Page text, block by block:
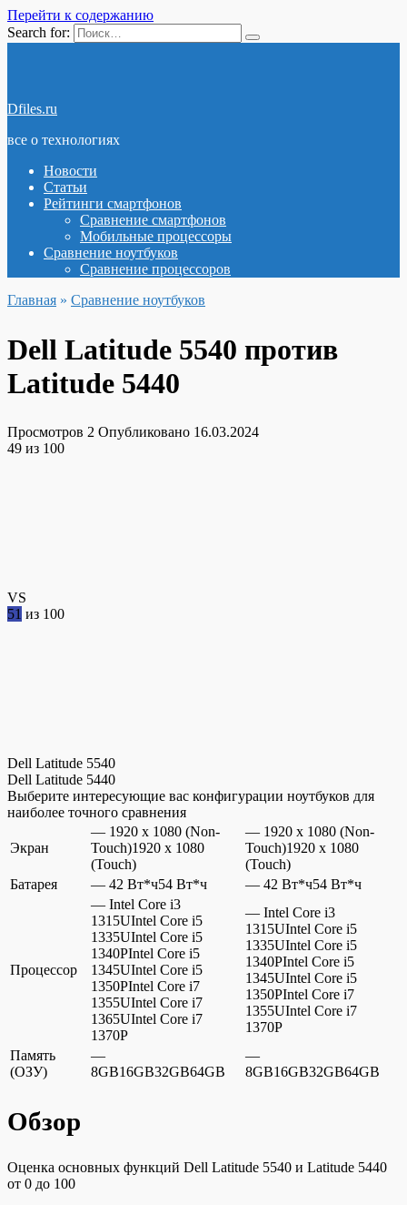
Перейти к содержанию
Search for:
Dfiles.ru
все о технологиях
Новости
Статьи
Рейтинги смартфонов
Сравнение смартфонов
Мобильные процессоры
Сравнение ноутбуков
Сравнение процессоров
Главная » Сравнение ноутбуков
Dell Latitude 5540 против
Latitude 5440
Просмотров 2 Опубликовано 16.03.2024
49 из 100
VS
51 из 100
Dell Latitude 5540
Dell Latitude 5440
Выберите интересующие вас конфигурации ноутбуков для
наиболее точного сравнения
Экран
— 1920 x 1080 (Non-
Touch)1920 x 1080
(Touch)
— 1920 x 1080 (Non-
Touch)1920 x 1080
(Touch)
Батарея
— 42 Вт*ч54 Вт*ч — 42 Вт*ч54 Вт*ч
Процессор
— Intel Core i3
1315UIntel Core i5
1335UIntel Core i5
1340PIntel Core i5
1345UIntel Core i5
1350PIntel Core i7
1355UIntel Core i7
1365UIntel Core i7
1370P
— Intel Core i3
1315UIntel Core i5
1335UIntel Core i5
1340PIntel Core i5
1345UIntel Core i5
1350PIntel Core i7
1355UIntel Core i7
1370P
Память
(ОЗУ)
—
8GB16GB32GB64GB
—
8GB16GB32GB64GB
Обзор
Оценка основных функций Dell Latitude 5540 и Latitude 5440
от 0 до 100